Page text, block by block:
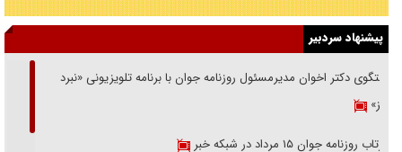
پیشنهاد سردبیر
گفتگوی دکتر اخوان مدیرمسئول روزنامه جوان با برنامه تلویزیونی «نبرد
هرمز»
بازتاب روزنامه جوان ۱۵ مرداد در شبکه خبر